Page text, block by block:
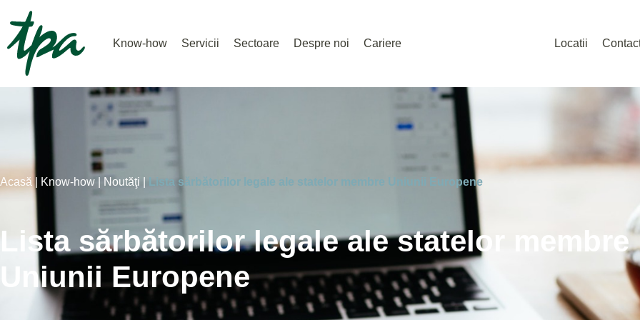
Know-how Servicii Sectoare Despre noi Cariere Locatii
Acasă | Know-how | Noutăţi | Lista sărbătorilor legale ale statelor membre Uniunii Europene
Lista sărbătorilor legale ale statelor membre
Uniunii Europene